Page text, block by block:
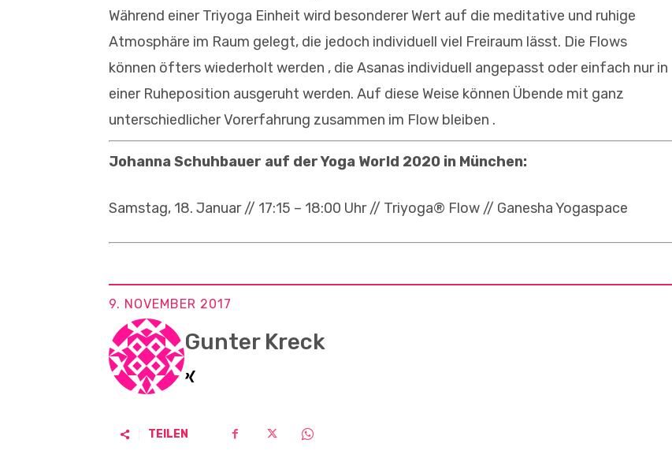
Während einer Triyoga Einheit wird besonderer Wert auf die meditative und ruhige
Atmosphäre im Raum gelegt, die jedoch individuell viel Freiraum lässt. Die Flows
können öfters wiederholt werden , die Asanas individuell angepasst oder einfach nur in
einer Ruheposition ausgeruht werden. Auf diese Weise können Übende mit ganz
unterschiedlicher Vorerfahrung zusammen im Flow bleiben .
Johanna Schuhbauer auf der Yoga World 2020 in München:
Samstag, 18. Januar // 17:15 – 18:00 Uhr // Triyoga® Flow // Ganesha Yogaspace
9. NOVEMBER 2017
Gunter Kreck
TEILEN